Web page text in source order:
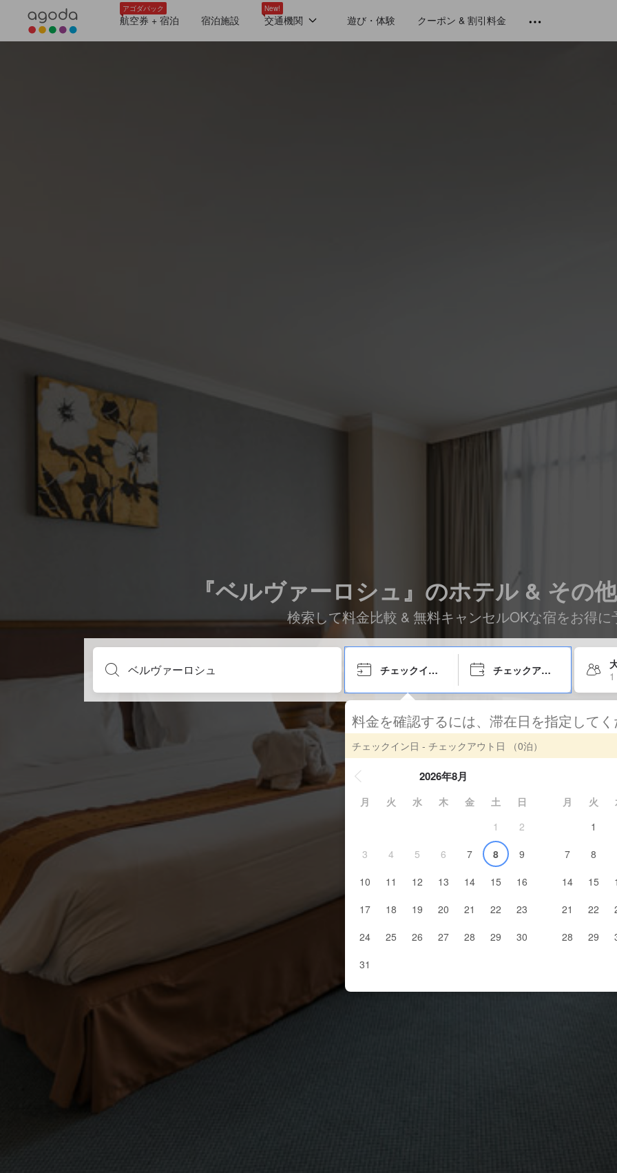
アゴダパック
航空券 + 宿泊 宿泊施設
New!
交通機関 遊び・体験 クーポン & 割引料金
『ベルヴァーロシュ』のホテル & その
検索して料金比較 & 無料キャンセルOKな宿をお得に
チェックイン日 チェックアウト日
料金を確認するには、滞在日を指定して
チェックイン日 - チェックアウト日 （0泊）
2026年8月
月 火 水 木 金 土
日
1
2
3
4 5 6 7 8
9
10
11 12 13 14 15
16
17
18 19 20 21 22
23
24
25 26 27 28 29
30
31
月 火
1
7
8
14
15
21
22
28
29